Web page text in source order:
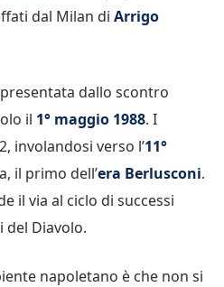
dal Milan di Arrigo
dallo scontro
il 1° maggio 1988. I
involandosi verso l’11°
il primo dell’era Berlusconi.
il via al ciclo di successi
del Diavolo.
napoletano è che non si